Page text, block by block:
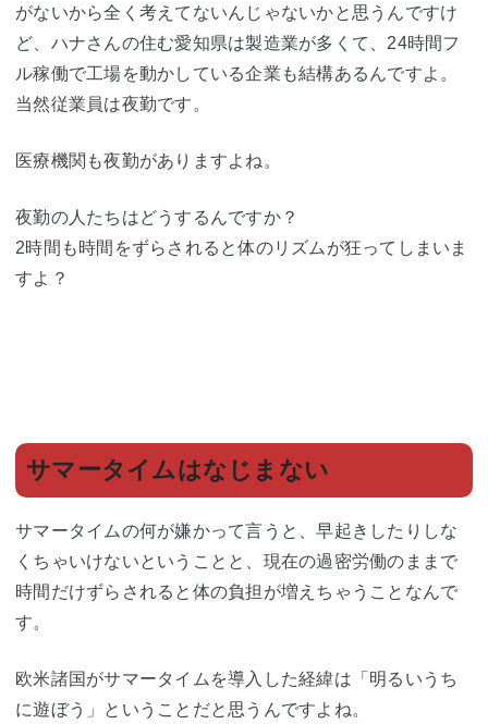
がないから全く考えてないんじゃないかと思うんですけ
ど、ハナさんの住む愛知県は製造業が多くて、24時間フ
ル稼働で工場を動かしている企業も結構あるんですよ。
当然従業員は夜勤です。
医療機関も夜勤がありますよね。
夜勤の人たちはどうするんですか？
2時間も時間をずらされると体のリズムが狂ってしまいま
すよ？
サマータイムはなじまない
サマータイムの何が嫌かって言うと、早起きしたりしな
くちゃいけないということと、現在の過密労働のままで
時間だけずらされると体の負担が増えちゃうことなんで
す。
欧米諸国がサマータイムを導入した経緯は「明るいうち
に遊ぼう」ということだと思うんですよね。